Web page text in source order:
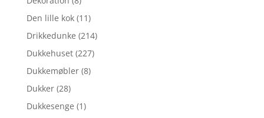
Den lille kok (11)
Drikkedunke (214)
Dukkehuset (227)
Dukkemøbler (8)
Dukker (28)
Dukkesenge (1)